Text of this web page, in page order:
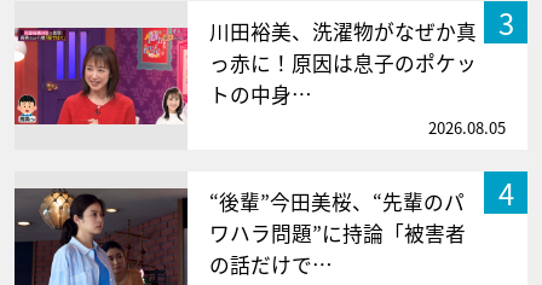
3
川田裕美、洗濯物がなぜか真
っ赤に！原因は息子のポケッ
トの中身…
2026.08.05
4
“後輩”今田美桜、“先輩のパ
ワハラ問題”に持論「被害者
の話だけで…